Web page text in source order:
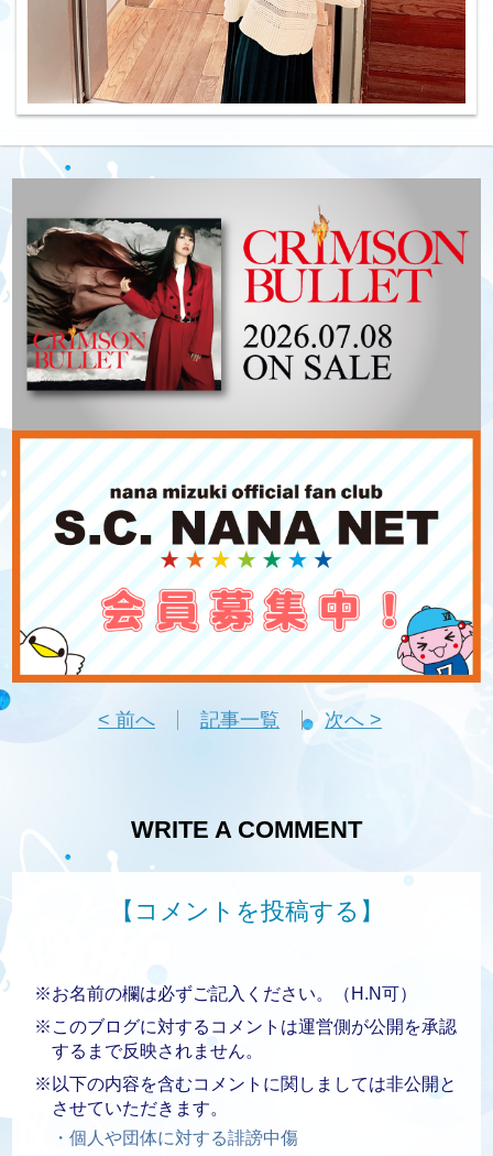
< 前へ 記事一覧 次へ >
WRITE A COMMENT
【コメントを投稿する】
※お名前の欄は必ずご記入ください。（H.N可）
※このブログに対するコメントは運営側が公開を承認
するまで反映されません。
※以下の内容を含むコメントに関しましては非公開と
させていただきます。
・個人や団体に対する誹謗中傷